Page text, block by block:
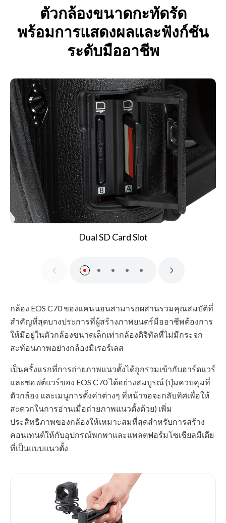
ตัวกล้องขนาดกะทัดรัด
พร้อมการแสดงผลและฟังก์ชัน
ระดับมืออาชีพ
Dual SD Card Slot
กล้อง EOS C70 ของแคนนอนสามารถผสานรวมคุณสมบัติที่
สำคัญที่สุดบางประการที่ผู้สร้างภาพยนตร์มืออาชีพต้องการ
ให้มีอยู่ในตัวกล้องขนาดเล็กเท่ากล้องดิจิทัลที่ไม่มีกระจก
สะท้อนภาพอย่างกล้องมิเรอร์เลส
เป็นครั้งแรกที่การถ่ายภาพแนวตั้งได้ถูกรวมเข้ากับฮาร์ดแวร์
และซอฟต์แวร์ของ EOS C70 ได้อย่างสมบูรณ์ (ปุ่มควบคุมที่
ตัวกล้อง และเมนูการตั้งค่าต่างๆ ที่หน้าจอจะกลับทิศเพื่อให้
สะดวกในการอ่านเมื่อถ่ายภาพแนวตั้งด้วย) เพิ่ม
ประสิทธิภาพของกล้องให้เหมาะสมที่สุดสำหรับการสร้าง
คอนเทนต์ให้กับอุปกรณ์พกพาและแพลตฟอร์มโซเชียลมีเดีย
ที่เป็นแบบแนวตั้ง